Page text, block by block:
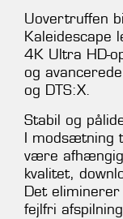
Uovertruffen
Kaleidescape
4K Ultra HD-
og
og DTS:X.
Stabil og
I modsætning
være
kvalitet,
Det
fejlfri